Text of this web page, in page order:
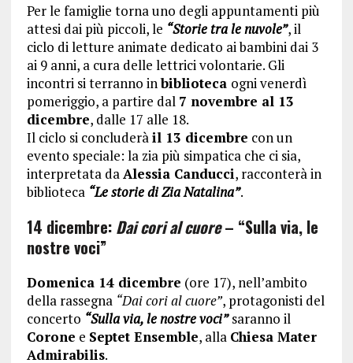
Per le famiglie torna uno degli appuntamenti più
attesi dai più piccoli, le “Storie tra le nuvole”, il
ciclo di letture animate dedicato ai bambini dai 3
ai 9 anni, a cura delle lettrici volontarie. Gli
incontri si terranno inbiblioteca ogni venerdì
pomeriggio, a partire dal 7 novembre al 13
dicembre, dalle 17 alle 18.
Il ciclo si concluderà il 13 dicembre con un
evento speciale: la zia più simpatica che ci sia,
interpretata da Alessia Canducci, racconterà in
biblioteca “Le storie di Zia Natalina”.
14 dicembre: Dai cori al cuore– “Sulla via, le
nostre voci”
Domenica 14 dicembre (ore 17), nell’ambito
della rassegna “Dai cori al cuore”, protagonisti del
concerto “Sulla via, le nostre voci”saranno il
Corone e Septet Ensemble, alla Chiesa Mater
Admirabilis.